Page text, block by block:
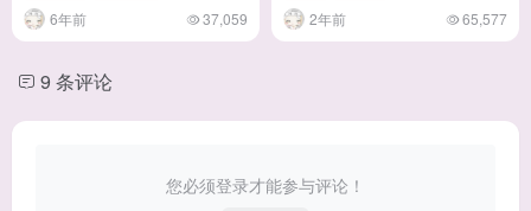
6年前 37,059 2年前 65,577
9 条评论
您必须登录才能参与评论！